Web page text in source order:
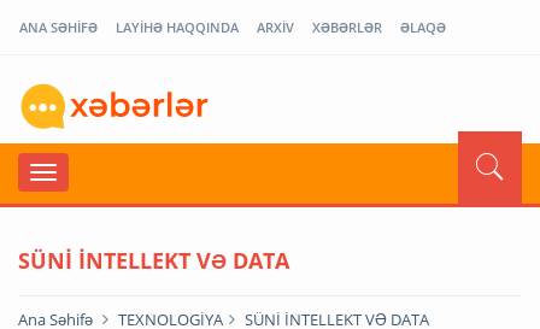
ANA SƏHİFƏ LAYİHƏ HAQQINDA ARXİV XƏBƏRLƏR ƏLAQƏ
SÜNİ İNTELLEKT VƏ DATA
Ana Səhifə TEXNOLOGİYA SÜNİ İNTELLEKT VƏ DATA